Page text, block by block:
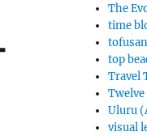
The
time
top
Travel
Twelve
Uluru
visual